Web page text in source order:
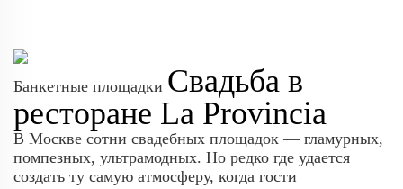
Банкетные площадки Свадьба в
ресторане La Provincia
В Москве сотни свадебных площадок — гламурных,
помпезных, ультрамодных. Но редко где удается
создать ту самую атмосферу, когда гости